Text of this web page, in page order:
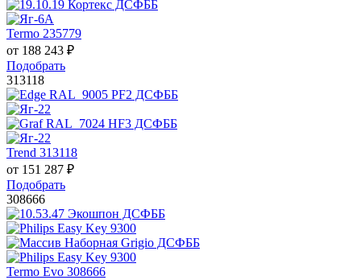
Termo 235779
от 188 243 ₽
Подобрать
313118
Trend 313118
от 151 287 ₽
Подобрать
308666
Termo Evo 308666